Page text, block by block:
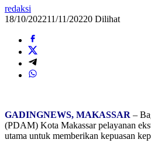
redaksi
18/10/202211/11/20220 Dilihat
GADINGNEWS, MAKASSAR –
(PDAM) Kota Makassar pelayanan
utama untuk memberikan kepuasan